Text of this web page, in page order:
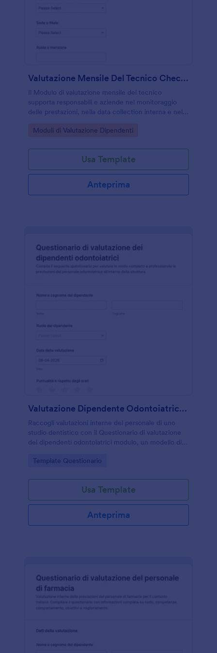
Valutazione Mensile Del Tecnico Checklist
Il Modulo di valutazione mensile del tecnico
supporta responsabili e aziende nel monitoraggio
delle prestazioni, nella data collection interna e nella
Jotform.
Go to Category:
Moduli di Valutazione Dipendenti
Usa Template
Anteprima
Valutazione Dipendente Odontoiatrico Form
Raccogli valutazioni interne del personale di uno
studio dentistico con il Questionario di valutazione
dei dipendenti odontoiatrici modulo, un modello di
ogni risposta in modo ordinato.
Go to Category:
Template Questionario
Usa Template
Anteprima